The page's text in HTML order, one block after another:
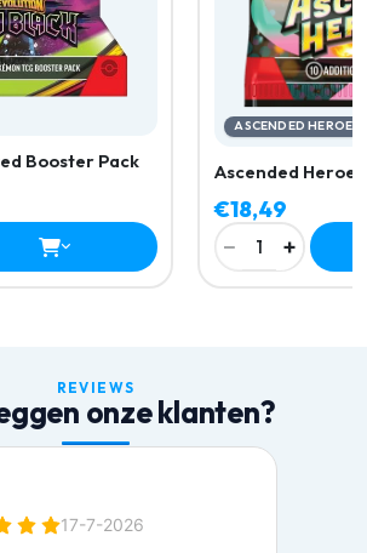
Booster Pack
ASCENDED HEROES
Ascended
€18,49
− 1 +
REVIEWS
onze klanten?